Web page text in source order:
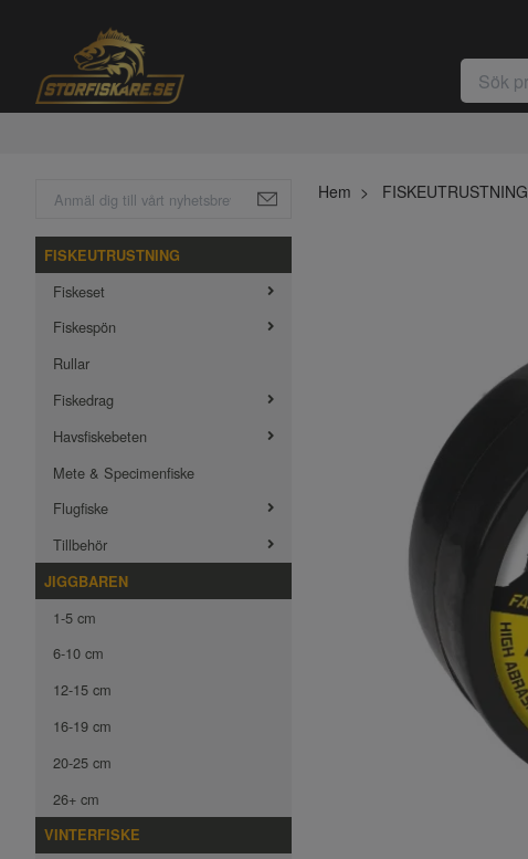
FISKEUTRUSTNING
Fiskeset
Fiskespön
Rullar
Fiskedrag
Havsfiskebeten
Mete & Specimenfiske
Flugfiske
Tillbehör
JIGGBAREN
1-5 cm
6-10 cm
12-15 cm
16-19 cm
20-25 cm
26+ cm
VINTERFISKE
Hem FISKEUTRUSTNING